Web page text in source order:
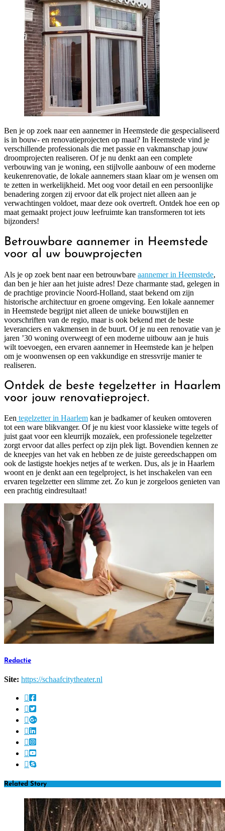
Ben je op zoek naar een aannemer in Heemstede die gespecialiseerd
is in bouw- en renovatieprojecten op maat? In Heemstede vind je
verschillende professionals die met passie en vakmanschap jouw
droomprojecten realiseren. Of je nu denkt aan een complete
verbouwing van je woning, een stijlvolle aanbouw of een moderne
keukenrenovatie, de lokale aannemers staan klaar om je wensen om
te zetten in werkelijkheid. Met oog voor detail en een persoonlijke
benadering zorgen zij ervoor dat elk project niet alleen aan je
verwachtingen voldoet, maar deze ook overtreft. Ontdek hoe een op
maat gemaakt project jouw leefruimte kan transformeren tot iets
bijzonders!
Betrouwbare aannemer in Heemstede
voor al uw bouwprojecten
Als je op zoek bent naar een betrouwbare aannemer in Heemstede,
dan ben je hier aan het juiste adres! Deze charmante stad, gelegen in
de prachtige provincie Noord-Holland, staat bekend om zijn
historische architectuur en groene omgeving. Een lokale aannemer
in Heemstede begrijpt niet alleen de unieke bouwstijlen en
voorschriften van de regio, maar is ook bekend met de beste
leveranciers en vakmensen in de buurt. Of je nu een renovatie van je
jaren ’30 woning overweegt of een moderne uitbouw aan je huis
wilt toevoegen, een ervaren aannemer in Heemstede kan je helpen
om je woonwensen op een vakkundige en stressvrije manier te
realiseren.
Ontdek de beste tegelzetter in Haarlem
voor jouw renovatieproject.
Een tegelzetter in Haarlem kan je badkamer of keuken omtoveren
tot een ware blikvanger. Of je nu kiest voor klassieke witte tegels of
juist gaat voor een kleurrijk mozaïek, een professionele tegelzetter
zorgt ervoor dat alles perfect op zijn plek ligt. Bovendien kennen ze
de kneepjes van het vak en hebben ze de juiste gereedschappen om
ook de lastigste hoekjes netjes af te werken. Dus, als je in Haarlem
woont en je denkt aan een tegelproject, is het inschakelen van een
ervaren tegelzetter een slimme zet. Zo kun je zorgeloos genieten van
een prachtig eindresultaat!
Redactie
Site: https://schaafcitytheater.nl
Related Story